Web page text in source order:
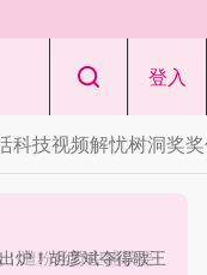
登入
科技视频解忧树洞奖
10周年最
遭粉丝野生捕获要
炉！胡彦斌夺得歌王